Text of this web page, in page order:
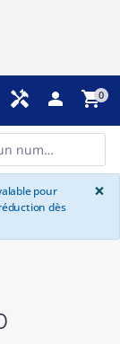
handyman person shopping_cart0
pour
dès
×